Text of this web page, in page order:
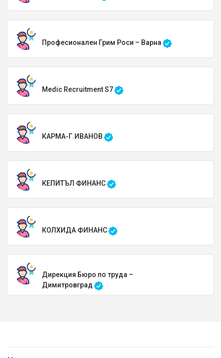
Професионален Грим Роси – Варна
Medic Recruitment S7
КАРМА-Г.ИВАНОВ
КЕПИТЪЛ ФИНАНС
КОЛХИДА ФИНАНС
Дирекция Бюро по труда –
Димитровград